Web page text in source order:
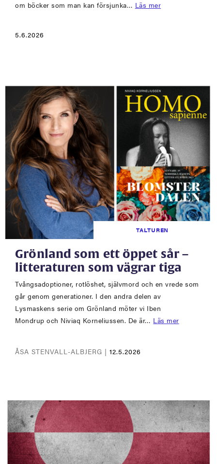
om böcker som man kan försjunka… Läs mer
5.6.2026
TALTUREN
Grönland som ett öppet sår –
litteraturen som vägrar tiga
Tvångsadoptioner, rotlöshet, självmord och en vrede som
går genom generationer. I den andra delen av
Lysmaskens serie om Grönland möter vi Iben
Mondrup och Niviaq Korneliussen. De är… Läs mer
ÅSA STENVALL-ALBJERG |12.5.2026